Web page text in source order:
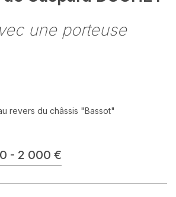
une porteuse
revers du châssis "Bassot"
- 2 000 €